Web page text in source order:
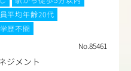
平均年齢20代
学歴不問
No.85461
ジメント